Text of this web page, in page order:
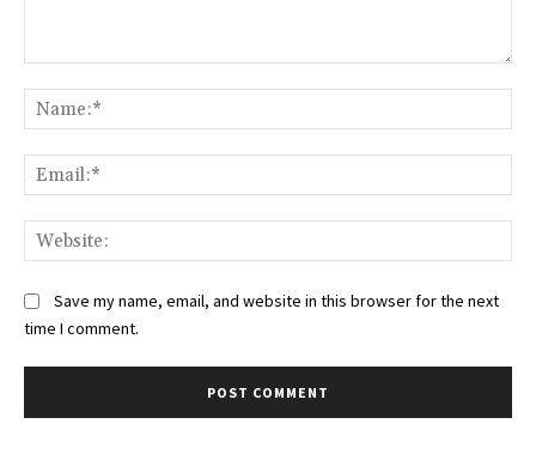
Save my name, email, and website in this browser for the next
time I comment.